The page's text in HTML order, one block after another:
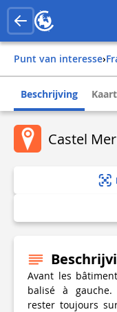
Punt van interesse›
Beschrijving Kaart
Castel
Avant les
balisé à gauche.
rester toujours